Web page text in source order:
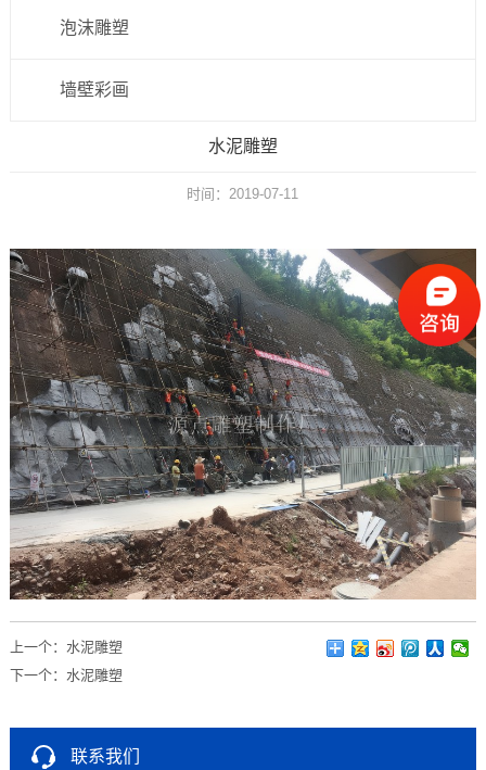
泡沫雕塑
墙壁彩画
水泥雕塑
时间：2019-07-11
上一个： 水泥雕塑
下一个： 水泥雕塑
联系我们